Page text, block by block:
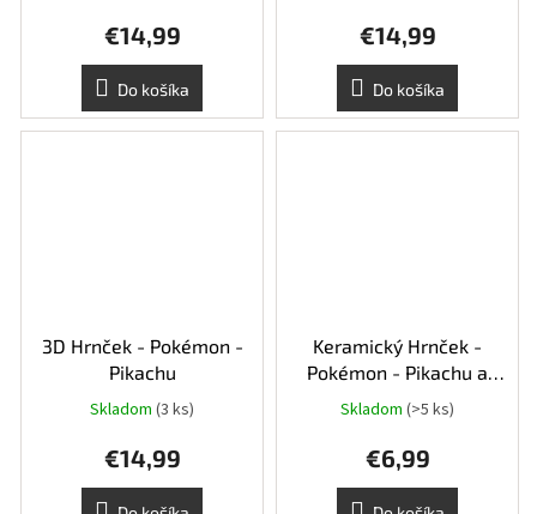
€14,99
Do košíka
€14,99
Do košíka
3D Hrnček - Pokémon -
Pikachu
Skladom (3 ks)
€14,99
Keramický Hrnček -
Pokémon - Pikachu a
Squirtle.
Skladom (>5 ks)
€6,99